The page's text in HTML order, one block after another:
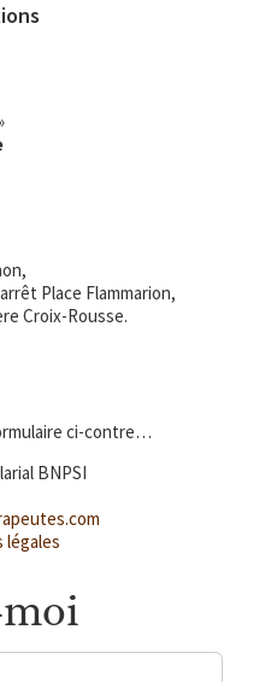
Place Flammarion,
Croix-Rousse.
ci-contre…
BNPSI